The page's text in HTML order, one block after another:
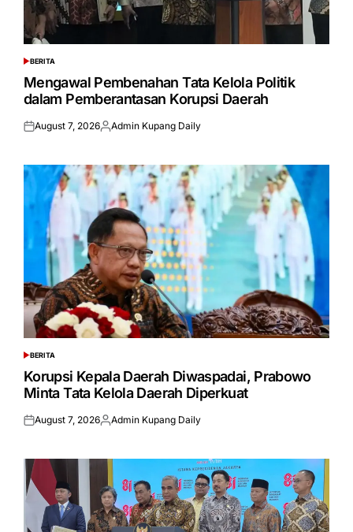
POSTED
IN
BERITA
Mengawal Pembenahan Tata Kelola Politik
dalam Pemberantasan Korupsi Daerah
Posted
August 7, 2026Posted
Admin Kupang Daily
POSTED
IN
BERITA
Korupsi Kepala Daerah Diwaspadai, Prabowo
Minta Tata Kelola Daerah Diperkuat
Posted
August 7, 2026Posted
Admin Kupang Daily